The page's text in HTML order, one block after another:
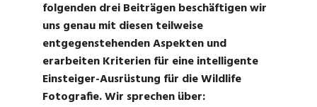
folgenden drei Beiträgen beschäftigen wir
uns genau mit diesen teilweise
entgegenstehenden Aspekten und
erarbeiten Kriterien für eine intelligente
Einsteiger-Ausrüstung für die Wildlife
Fotografie. Wir sprechen über: